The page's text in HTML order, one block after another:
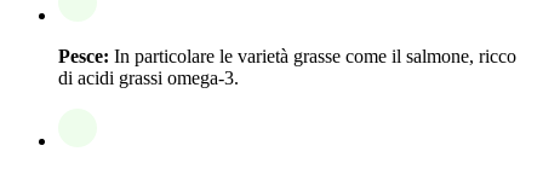
Pesce: In particolare le varietà grasse come il salmone, ricco
di acidi grassi omega-3.